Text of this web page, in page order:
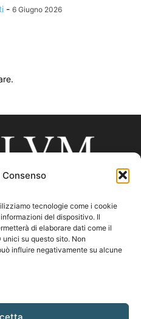
tecnologie come i cookie
del dispositivo. Il
di elaborare dati come il
su questo sito. Non
influire negativamente su alcune
- 6 Giugno 2026